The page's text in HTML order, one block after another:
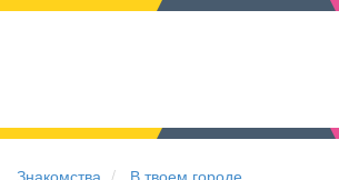
Знакомства В твоем городе